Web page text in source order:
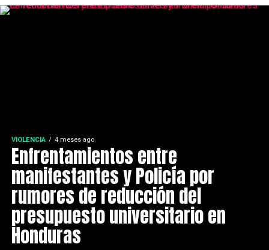
VIOLENCIA 4 meses ago
Enfrentamientos entre
manifestantes y Policía por
rumores de reducción del
presupuesto universitario en
Honduras